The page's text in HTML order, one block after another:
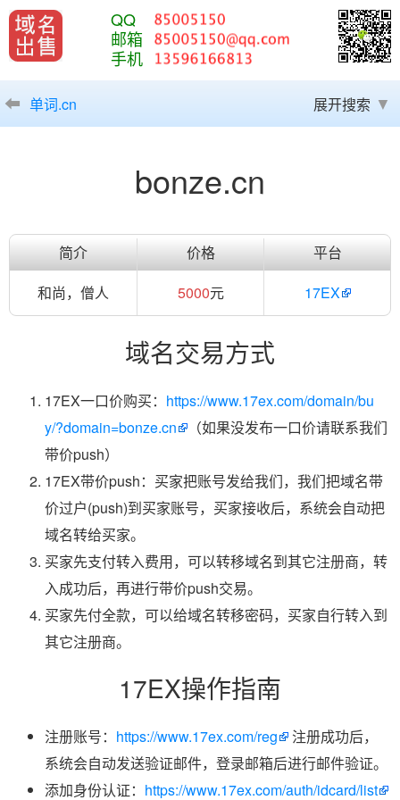
QQ
邮箱
手机
单词.cn 展开搜索
bonze.cn
简介 价格
平台
和尚，僧人
5000元 17EX
域名交易方式
17EX一口价购买： https://www.17ex.com/domain/bu
y/?domain=bonze.cn
（如果没发布一口价请联系我们
带价push）
17EX带价push：买家把账号发给我们，我们把域名带
价过户(push)到买家账号，买家接收后，系统会自动把
域名转给买家。
买家先支付转入费用，可以转移域名到其它注册商，转
入成功后，再进行带价push交易。
买家先付全款，可以给域名转移密码，买家自行转入到
其它注册商。
17EX操作指南
注册账号： https://www.17ex.com/reg
注册成功后，
系统会自动发送验证邮件，登录邮箱后进行邮件验证。
添加身份认证： https://www.17ex.com/auth/idcard/list